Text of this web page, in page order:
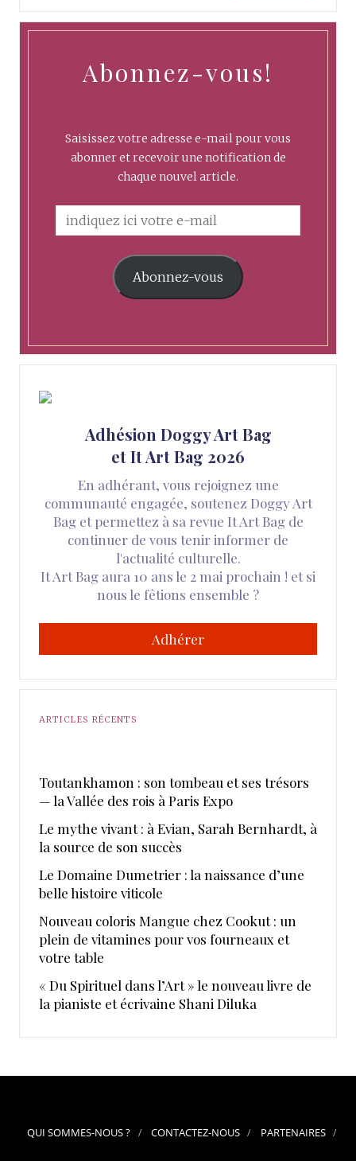
Abonnez-vous!
Saisissez votre adresse e-mail pour vous
abonner et recevoir une notification de
chaque nouvel article.
Abonnez-vous
Adhésion Doggy Art Bag
et It Art Bag 2026
En adhérant, vous rejoignez une
communauté engagée, soutenez Doggy Art
Bag et permettez à sa revue It Art Bag de
continuer de vous tenir informer de
l'actualité culturelle.
It Art Bag aura 10 ans le 2 mai prochain ! et si
nous le fêtions ensemble ?
Adhérer
ARTICLES RÉCENTS
Toutankhamon : son tombeau et ses trésors
— la Vallée des rois à Paris Expo
Le mythe vivant : à Evian, Sarah Bernhardt, à
la source de son succès
Le Domaine Dumetrier : la naissance d’une
belle histoire viticole
Nouveau coloris Mangue chez Cookut : un
plein de vitamines pour vos fourneaux et
votre table
« Du Spirituel dans l’Art » le nouveau livre de
la pianiste et écrivaine Shani Diluka
QUI SOMMES-NOUS ? CONTACTEZ-NOUS PARTENAIRES